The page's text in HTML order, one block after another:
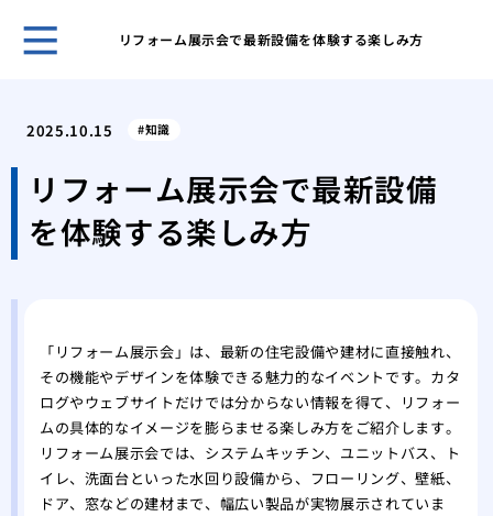
リフォーム展示会で最新設備を体験する楽しみ方
愛
シ
素
能
こ
2025.10.15 知識
リフォーム展示会で最新設備
を体験する楽しみ方
「リフォーム展示会」は、最新の住宅設備や建材に直接触れ、
その機能やデザインを体験できる魅力的なイベントです。カタ
ログやウェブサイトだけでは分からない情報を得て、リフォー
ムの具体的なイメージを膨らませる楽しみ方をご紹介します。
リフォーム展示会では、システムキッチン、ユニットバス、ト
イレ、洗面台といった水回り設備から、フローリング、壁紙、
ドア、窓などの建材まで、幅広い製品が実物展示されていま